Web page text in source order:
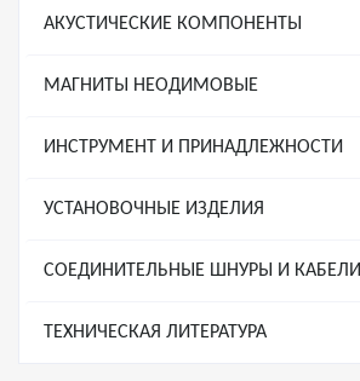
АКУСТИЧЕСКИЕ КОМПОНЕНТЫ
МАГНИТЫ НЕОДИМОВЫЕ
ИНСТРУМЕНТ И ПРИНАДЛЕЖНОСТИ
УСТАНОВОЧНЫЕ ИЗДЕЛИЯ
СОЕДИНИТЕЛЬНЫЕ ШНУРЫ И КАБЕЛИ
ТЕХНИЧЕСКАЯ ЛИТЕРАТУРА